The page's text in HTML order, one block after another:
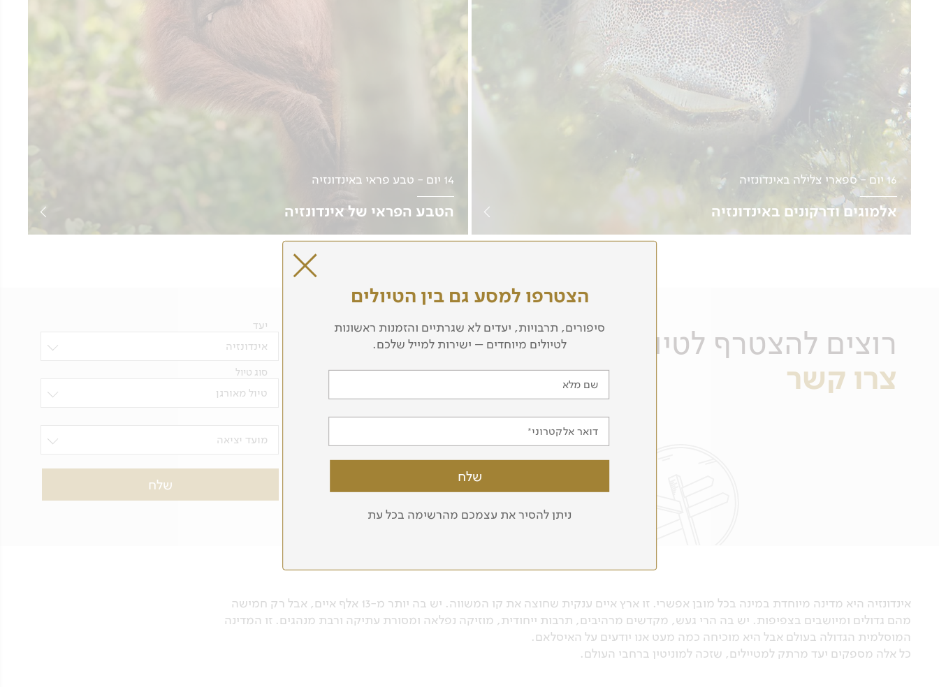
16 יום - ספארי צלילה באינדונזיה
אלמוגים ודרקונים באינדונזיה
08.05
14 יום - טבע פראי באינדונזיה
הטבע הפראי של אינדונזיה
תאריכים יפורסמו בהתאם לעונה
רוצים להצטרף לטיול?
צרו קשר
שם פרטי שם משפחה
יעד
אינדונזיה
סוג טיול
טיול מאורגן
מועד יציאה
מעוניין לקבל עדכונים על טיולים והרצאות
אינדונזיה היא מדינה מיוחדת במינה בכל מובן אפשרי. זו ארץ איים ענקית שחוצה את קו המשווה. יש בה יותר מ-13 אלף איים, אבל רק חמישה
מהם גדולים ומיושבים בצפיפות. יש בה הרי געש, מקדשים מרהיבים, תרבות ייחודית, מוזיקה נפלאה ומסורת עתיקה ורבת מנהגים. זו המדינה
המוסלמית הגדולה בעולם אבל היא מוכיחה כמה מעט אנו יודעים על האיסלאם.
כל אלה מספקים יעד מרתק למטיילים, שזכה למוניטין ברחבי העולם.
הצטרפו למסע גם בין הטיולים
סיפורים, תרבויות, יעדים לא שגרתיים והזמנות ראשונות
לטיולים מיוחדים – ישירות למייל שלכם.
שם מלא
דואר אלקטרוני
ניתן להסיר את עצמכם מהרשימה בכל עת